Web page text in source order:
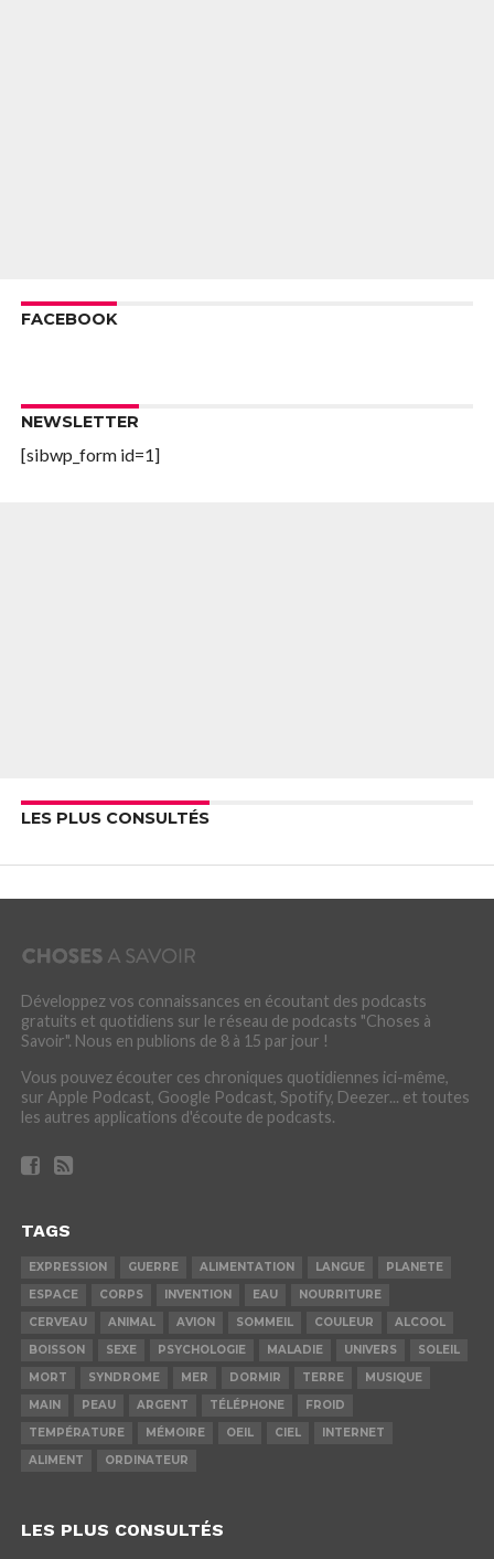
FACEBOOK
NEWSLETTER
[sibwp_form id=1]
LES PLUS CONSULTÉS
Développez vos connaissances en écoutant des podcasts
gratuits et quotidiens sur le réseau de podcasts "Choses à
Savoir". Nous en publions de 8 à 15 par jour !
Vous pouvez écouter ces chroniques quotidiennes ici-même,
sur Apple Podcast, Google Podcast, Spotify, Deezer... et toutes
les autres applications d'écoute de podcasts.
TAGS
EXPRESSION GUERRE ALIMENTATION LANGUE
PLANETE
ESPACE
CORPS INVENTION EAU
NOURRITURE
CERVEAU
ANIMAL AVION SOMMEIL COULEUR
ALCOOL
BOISSON
SEXE PSYCHOLOGIE MALADIE UNIVERS
SOLEIL
MORT
SYNDROME MER DORMIR TERRE
MUSIQUE
MAIN
PEAU ARGENT TÉLÉPHONE
FROID
TEMPÉRATURE
MÉMOIRE OEIL CIEL
INTERNET
ALIMENT
ORDINATEUR
LES PLUS CONSULTÉS